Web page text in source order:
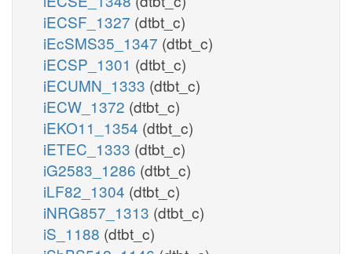
iECSF_1327 (dtbt_c)
iEcSMS35_1347 (dtbt_c)
iECSP_1301 (dtbt_c)
iECUMN_1333 (dtbt_c)
iECW_1372 (dtbt_c)
iEKO11_1354 (dtbt_c)
iETEC_1333 (dtbt_c)
iG2583_1286 (dtbt_c)
iLF82_1304 (dtbt_c)
iNRG857_1313 (dtbt_c)
iS_1188 (dtbt_c)